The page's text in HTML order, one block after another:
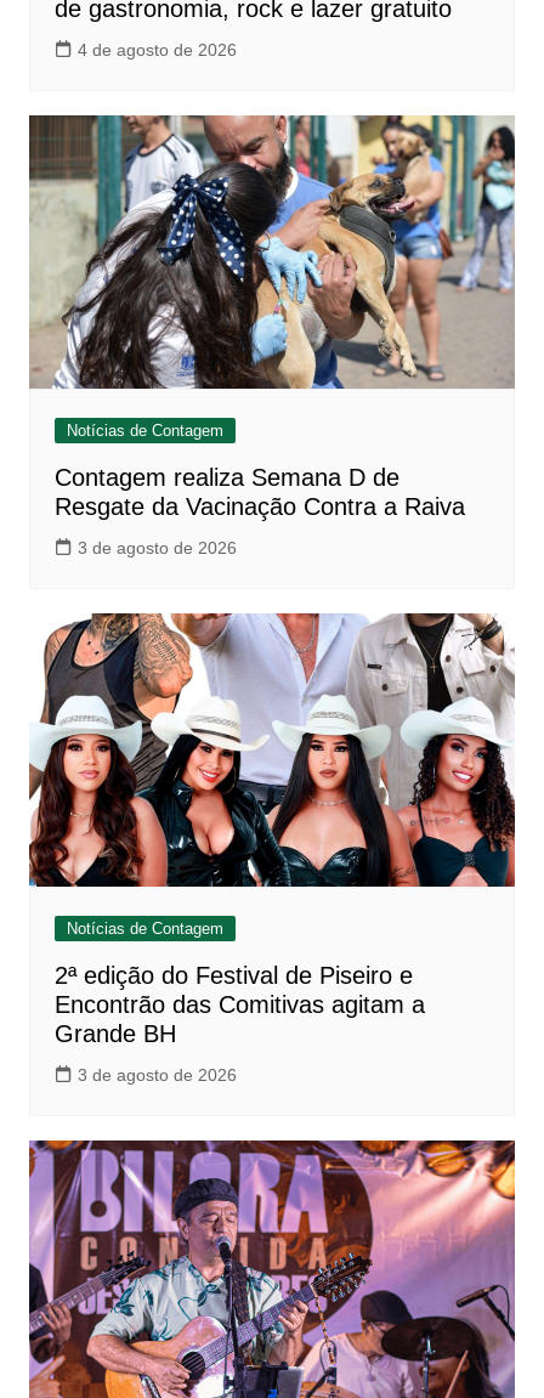
de gastronomia, rock e lazer gratuito
4 de agosto de 2026
Notícias de Contagem
Contagem realiza Semana D de
Resgate da Vacinação Contra a Raiva
3 de agosto de 2026
Notícias de Contagem
2ª edição do Festival de Piseiro e
Encontrão das Comitivas agitam a
Grande BH
3 de agosto de 2026